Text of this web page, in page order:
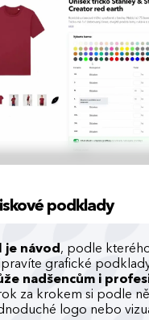
podklady
je návod , podle
grafické
nadšencům i
za krokem si podle
logo nebo